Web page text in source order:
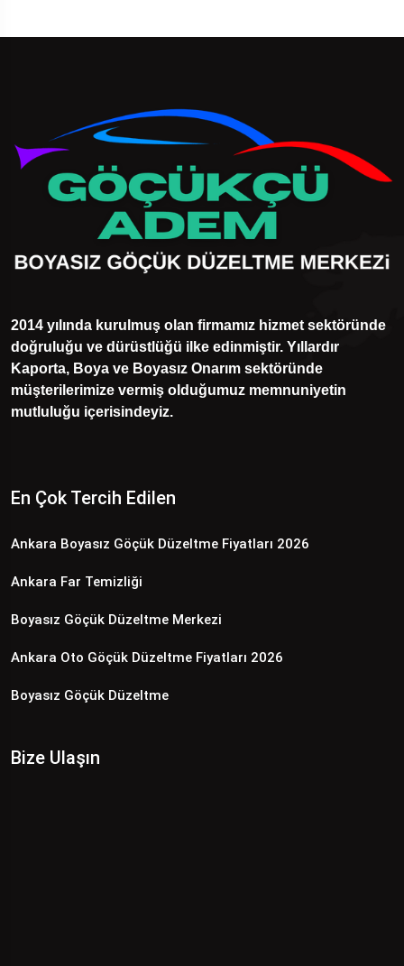
2014 yılında kurulmuş olan firmamız hizmet sektöründe
doğruluğu ve dürüstlüğü ilke edinmiştir. Yıllardır
Kaporta, Boya ve Boyasız Onarım sektöründe
müşterilerimize vermiş olduğumuz memnuniyetin
mutluluğu içerisindeyiz.
En Çok Tercih Edilen
Ankara Boyasız Göçük Düzeltme Fiyatları 2026
Ankara Far Temizliği
Boyasız Göçük Düzeltme Merkezi
Ankara Oto Göçük Düzeltme Fiyatları 2026
Boyasız Göçük Düzeltme
Bize Ulaşın